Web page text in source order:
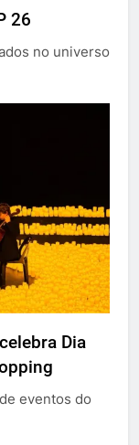
26
no universo
Dia
eventos do